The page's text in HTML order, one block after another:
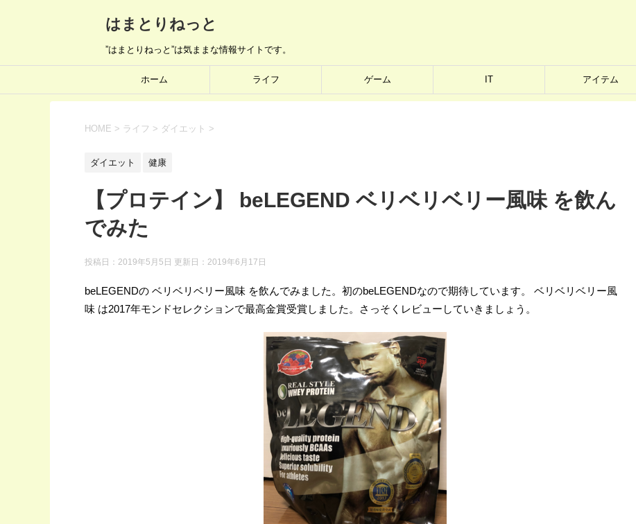
はまとりねっと
”はまとりねっと”は気ままな情報サイトです。
ホーム ライフ ゲーム IT アイテム
HOME > ライフ > ダイエット >
ダイエット 健康
【プロテイン】 beLEGEND ベリベリベリー風味 を飲ん
でみた
投稿日：2019年5月5日 更新日： 2019年6月17日
beLEGENDの ベリベリベリー風味 を飲んでみました。初のbeLEGENDなので期待しています。 ベリベリベリー風
味 は2017年モンドセレクションで最高金賞受賞しました。さっそくレビューしていきましょう。